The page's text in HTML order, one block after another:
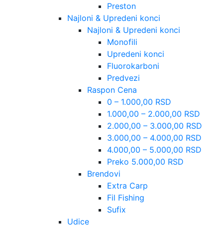
Preston
Najloni & Upredeni konci
Najloni & Upredeni konci
Monofili
Upredeni konci
Fluorokarboni
Predvezi
Raspon Cena
0 – 1.000,00 RSD
1.000,00 – 2.000,00 RSD
2.000,00 – 3.000,00 RSD
3.000,00 – 4.000,00 RSD
4.000,00 – 5.000,00 RSD
Preko 5.000,00 RSD
Brendovi
Extra Carp
Fil Fishing
Sufix
Udice